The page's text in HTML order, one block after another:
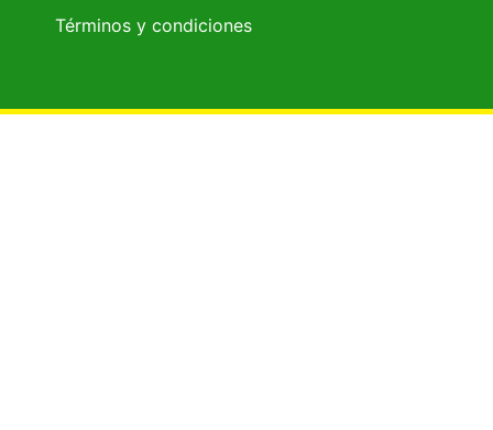
Términos y condiciones